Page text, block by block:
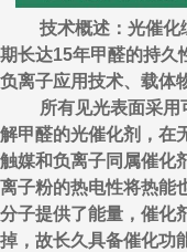
技术概述：光催化综
期长达15年甲醛的持久
负离子应用技术、载体
所有见光表面采用可
解甲醛的光催化剂，在
触媒和负离子同属催化
离子粉的热电性将热能
分子提供了能量，催化
掉，故长久具备催化功